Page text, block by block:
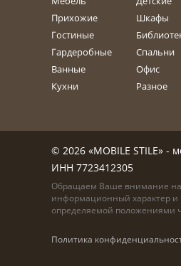
Прихожие
Гостиные
Гардеробные
Ванные
Кухни
Шкафы
Спальни
Офис
Разное
© 2026 «MOBILE STILE» -
ИНН 7723412305
Обращаем Ваше внимание на
информационный характер и
определяемой положениями
Политика